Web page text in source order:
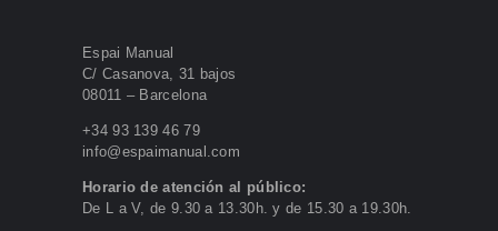
Espai Manual
C/ Casanova, 31 bajos
08011 – Barcelona
+34 93 139 46 79
info@espaimanual.com
Horario de atención al público:
De L a V, de 9.30 a 13.30h. y de 15.30 a 19.30h.